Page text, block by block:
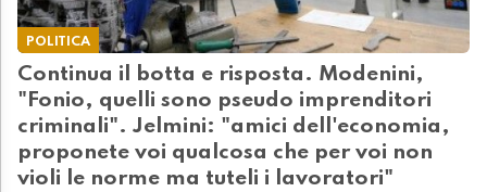
POLITICA
Continua il botta e risposta. Modenini,
"Fonio, quelli sono pseudo imprenditori
criminali". Jelmini: "amici dell'economia,
proponete voi qualcosa che per voi non
violi le norme ma tuteli i lavoratori"